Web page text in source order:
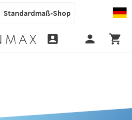
Standardmaß-Shop